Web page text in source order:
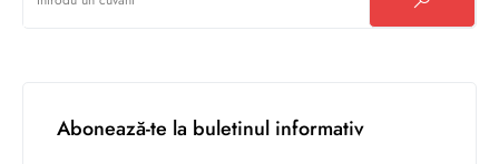
Abonează-te la buletinul informativ